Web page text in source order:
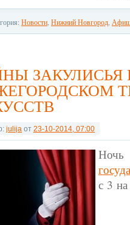
Новости, Нижний Новгород,
ЗАКУЛИСЬЯ
julija от 23-10-2014, 07:00
с 3